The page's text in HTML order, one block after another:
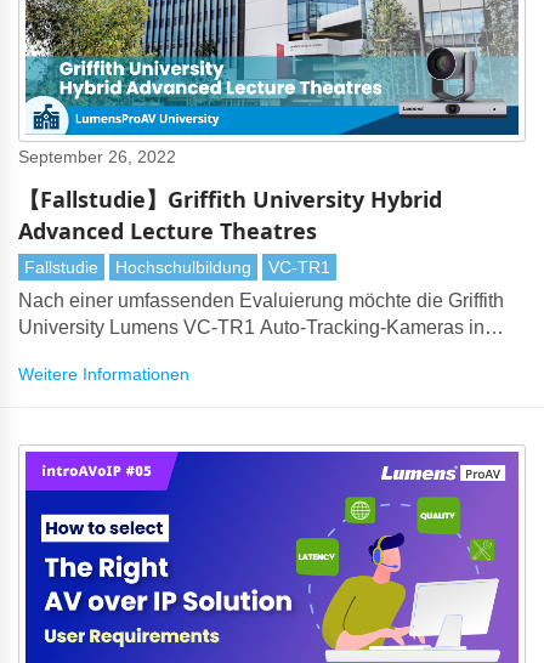
September 26, 2022
【Fallstudie】Griffith University Hybrid
Advanced Lecture Theatres
Fallstudie Hochschulbildung VC-TR1
Nach einer umfassenden Evaluierung möchte die Griffith
University Lumens VC-TR1 Auto-Tracking-Kameras in
Weitere Informationen